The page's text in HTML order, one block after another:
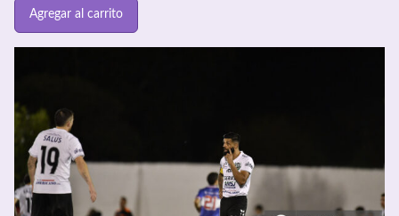
Agregar al carrito